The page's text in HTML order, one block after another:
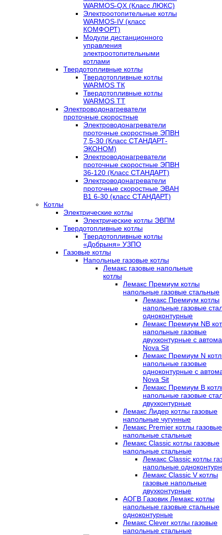
WARMOS-QX (Класс ЛЮКС)
Электроотопительные котлы
WARMOS-IV (класс
КОМФОРТ)
Модули дистанционного
управления
электроотопительными
котлами
Твердотопливные котлы
Твердотопливные котлы
WARMOS TК
Твердотопливные котлы
WARMOS TT
Электроводонагреватели
проточные скоростные
Электроводонагреватели
проточные скоростные ЭПВН
7,5-30 (Класс СТАНДАРТ-
ЭКОНОМ)
Электроводонагреватели
проточные скоростные ЭПВН
36-120 (Класс СТАНДАРТ)
Электроводонагреватели
проточные скоростные ЭВАН
В1 6-30 (класс СТАНДАРТ)
Котлы
Электрические котлы
Электрические котлы ЭВПМ
Твердотопливные котлы
Твердотопливные котлы
«Добрыня» УЗПО
Газовые котлы
Напольные газовые котлы
Лемакс газовые напольные
котлы
Лемакс Премиум котлы
напольные газовые стальные
Лемакс Премиум котлы
напольные газовые
одноконтурные
Лемакс Премиум NB
напольные газовые
двухконтурные c
Nova Sit
Лемакс Премиум N
напольные газовые
одноконтурные c
Nova Sit
Лемакс Премиум B
напольные газовые
двухконтурные
Лемакс Лидер котлы газовые
напольные чугунные
Лемакс Premier котлы газовые
напольные стальные
Лемакс Classic котлы газовые
напольные стальные
Лемакс Classic котлы
напольные
Лемакс Classic V котлы
газовые напольные
двухконтурные
АОГВ Газовик Лемакс котлы
напольные газовые стальные
одноконтурные
Лемакс Clever котлы газовые
напольные стальные